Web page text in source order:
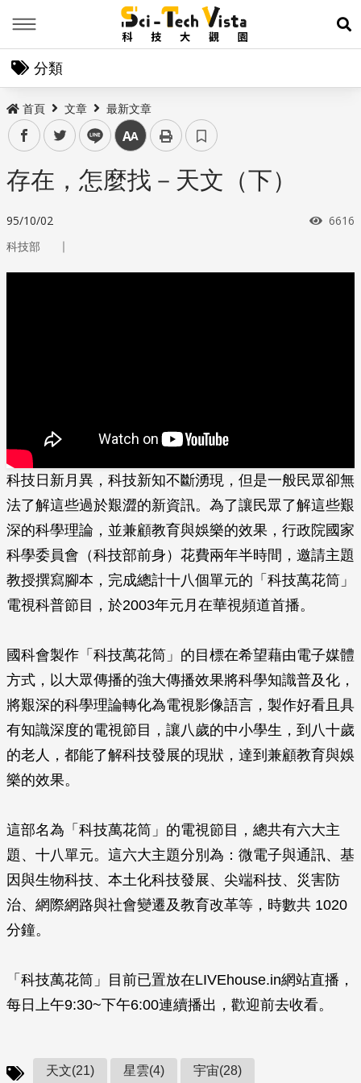
展
分類
首頁 文章 最新文章
facebooktwitter line 中
存在，怎麼找－天文（下）
95/10/02 瀏覽
6616
科技部 ｜
科技日新月異，科技新知不斷湧現，但是一般民眾卻無
法了解這些過於艱澀的新資訊。為了讓民眾了解這些艱
深的科學理論，並兼顧教育與娛樂的效果，行政院國家
科學委員會（科技部前身）花費兩年半時間，邀請主題
教授撰寫腳本，完成總計十八個單元的「科技萬花筒」
電視科普節目，於2003年元月在華視頻道首播。
國科會製作「科技萬花筒」的目標在希望藉由電子媒體
方式，以大眾傳播的強大傳播效果將科學知識普及化，
將艱深的科學理論轉化為電視影像語言，製作好看且具
有知識深度的電視節目，讓八歲的中小學生，到八十歲
的老人，都能了解科技發展的現狀，達到兼顧教育與娛
樂的效果。
這部名為「科技萬花筒」的電視節目，總共有六大主
題、十八單元。這六大主題分別為：微電子與通訊、基
因與生物科技、本土化科技發展、尖端科技、災害防
治、網際網路與社會變遷及教育改革等，時數共 1020
分鐘。
「科技萬花筒」目前已置放在LIVEhouse.in網站直播，
每日上午9:30~下午6:00連續播出，歡迎前去收看。
天文(21) 星雲(4) 宇宙(28)